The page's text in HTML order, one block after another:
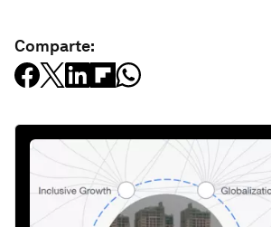
Comparte: